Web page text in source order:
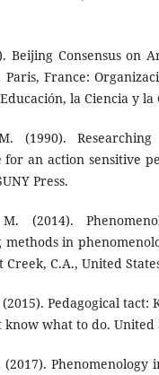
Beijing Consensus on
France:
la Ciencia y la
(1990).
for an action sensitive
Press.
(2014).
methods in
C.A., United
Pedagogical tact:
what to do. United
Phenomenology